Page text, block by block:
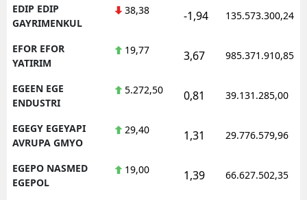
EDIP EDIP
GAYRIMENKUL
38,38 -1,94 135.573.300,24
EFOR EFOR
YATIRIM
19,77 3,67 985.371.910,85
EGEEN EGE
ENDUSTRI
5.272,50 0,81 39.131.285,00
EGEGY EGEYAPI
AVRUPA GMYO
29,40 1,31 29.776.579,96
EGEPO NASMED
EGEPOL
19,00 1,39 66.627.502,35